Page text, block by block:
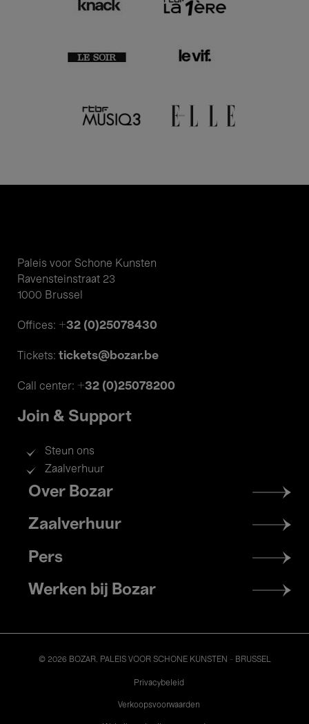
Paleis voor Schone Kunsten
Ravensteinstraat 23
1000 Brussel
Offices: +32 (0)25078430
Tickets: tickets@bozar.be
Call center: +32 (0)25078200
Join & Support
Steun ons
Zaalverhuur
Footer
menu
Over Bozar
Zaalverhuur
Pers
Werken bij Bozar
© 2026 BOZAR. PALEIS VOOR SCHONE KUNSTEN - BRUSSEL
Privacybeleid
Verkoopsvoorwaarden